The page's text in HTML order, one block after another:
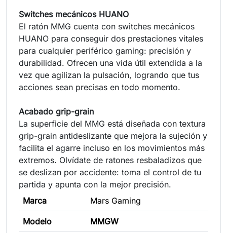
Switches mecánicos HUANO
El ratón MMG cuenta con switches mecánicos
HUANO para conseguir dos prestaciones vitales
para cualquier periférico gaming: precisión y
durabilidad. Ofrecen una vida útil extendida a la
vez que agilizan la pulsación, logrando que tus
acciones sean precisas en todo momento.
Acabado grip-grain
La superficie del MMG está diseñada con textura
grip-grain antideslizante que mejora la sujeción y
facilita el agarre incluso en los movimientos más
extremos. Olvídate de ratones resbaladizos que
se deslizan por accidente: toma el control de tu
partida y apunta con la mejor precisión.
Marca
Mars Gaming
Modelo MMGW